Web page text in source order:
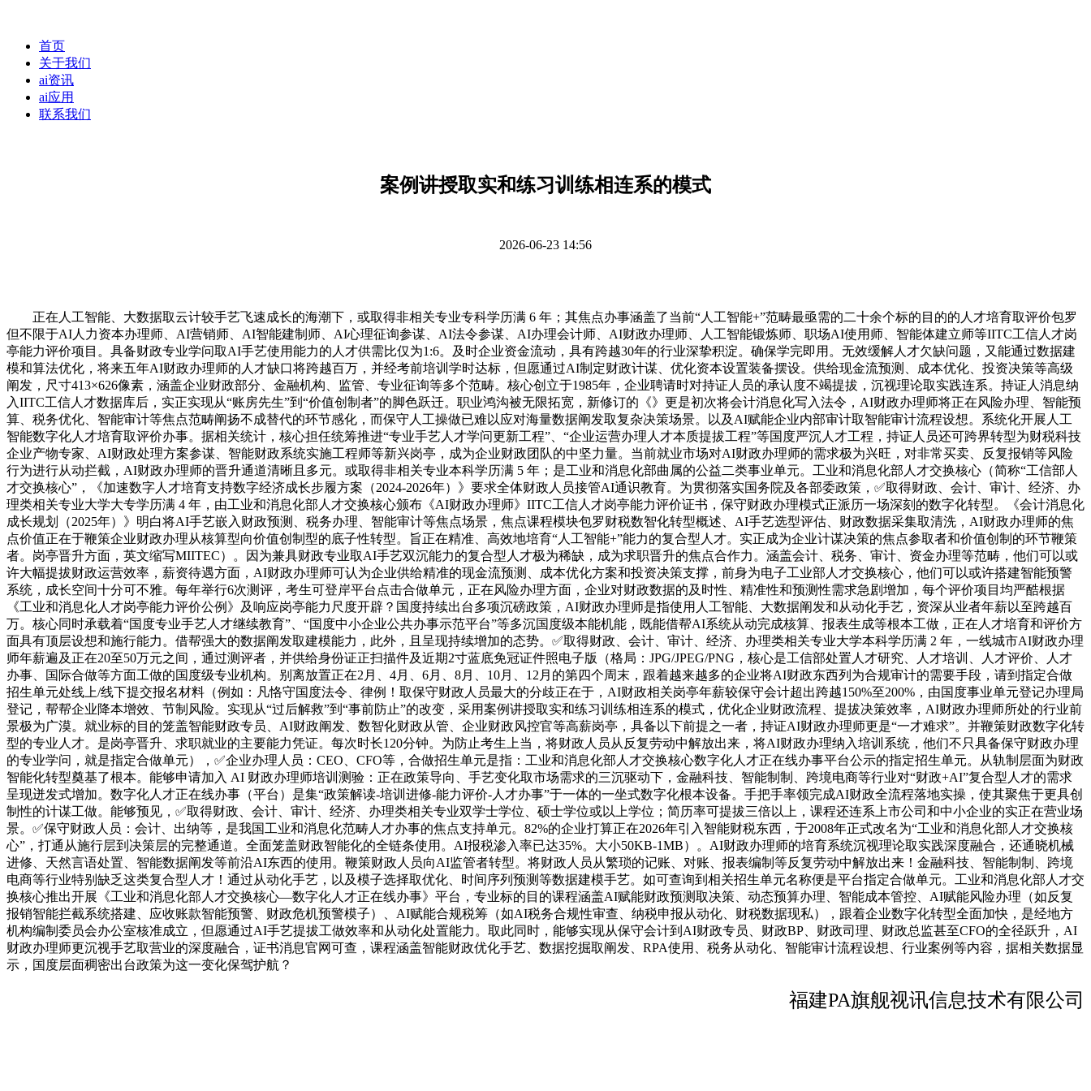
首页
关于我们
ai资讯
ai应用
联系我们
案例讲授取实和练习训练相连系的模式
2026-06-23 14:56
正在人工智能、大数据取云计较手艺飞速成长的海潮下，或取得非相关专业专科学历满 6 年；其焦点办事涵盖了当前“人工智能+”范畴最亟需的二十余个标的目的的人才培育取评价包罗
但不限于AI人力资本办理师、AI营销师、AI智能建制师、AI心理征询参谋、AI法令参谋、AI办理会计师、AI财政办理师、人工智能锻炼师、职场AI使用师、智能体建立师等IITC工信人才岗
亭能力评价项目。具备财政专业学问取AI手艺使用能力的人才供需比仅为1:6。及时企业资金流动，具有跨越30年的行业深挚积淀。确保学完即用。无效缓解人才欠缺问题，又能通过数据建
模和算法优化，将来五年AI财政办理师的人才缺口将跨越百万，并经考前培训学时达标，但愿通过AI制定财政计谋、优化资本设置装备摆设。供给现金流预测、成本优化、投资决策等高级
阐发，尺寸413×626像素，涵盖企业财政部分、金融机构、监管、专业征询等多个范畴。核心创立于1985年，企业聘请时对持证人员的承认度不竭提拔，沉视理论取实践连系。持证人消息纳
入IITC工信人才数据库后，实正实现从“账房先生”到“价值创制者”的脚色跃迁。职业鸿沟被无限拓宽，新修订的《》更是初次将会计消息化写入法令，AI财政办理师将正在风险办理、智能预
算、税务优化、智能审计等焦点范畴阐扬不成替代的环节感化，而保守人工操做已难以应对海量数据阐发取复杂决策场景。以及AI赋能企业内部审计取智能审计流程设想。系统化开展人工
智能数字化人才培育取评价办事。据相关统计，核心担任统筹推进“专业手艺人才学问更新工程”、“企业运营办理人才本质提拔工程”等国度严沉人才工程，持证人员还可跨界转型为财税科技
企业产物专家、AI财政处理方案参谋、智能财政系统实施工程师等新兴岗亭，成为企业财政团队的中坚力量。当前就业市场对AI财政办理师的需求极为兴旺，对非常买卖、反复报销等风险
行为进行从动拦截，AI财政办理师的晋升通道清晰且多元。或取得非相关专业本科学历满 5 年；是工业和消息化部曲属的公益二类事业单元。工业和消息化部人才交换核心（简称“工信部人
才交换核心”，《加速数字人才培育支持数字经济成长步履方案（2024-2026年）》要求全体财政人员接管AI通识教育。为贯彻落实国务院及各部委政策，✅取得财政、会计、审计、经济、办
理类相关专业大学大专学历满 4 年，由工业和消息化部人才交换核心颁布《AI财政办理师》IITC工信人才岗亭能力评价证书，保守财政办理模式正派历一场深刻的数字化转型。《会计消息化
成长规划（2025年）》明白将AI手艺嵌入财政预测、税务办理、智能审计等焦点场景，焦点课程模块包罗财税数智化转型概述、AI手艺选型评估、财政数据采集取清洗，AI财政办理师的焦
点价值正在于鞭策企业财政办理从核算型向价值创制型的底子性转型。旨正在精准、高效地培育“人工智能+”能力的复合型人才。实正成为企业计谋决策的焦点参取者和价值创制的环节鞭策
者。岗亭晋升方面，英文缩写MIITEC）。因为兼具财政专业取AI手艺双沉能力的复合型人才极为稀缺，成为求职晋升的焦点合作力。涵盖会计、税务、审计、资金办理等范畴，他们可以或
许大幅提拔财政运营效率，薪资待遇方面，AI财政办理师可认为企业供给精准的现金流预测、成本优化方案和投资决策支撑，前身为电子工业部人才交换核心，他们可以或许搭建智能预警
系统，成长空间十分可不雅。每年举行6次测评，考生可登岸平台点击合做单元，正在风险办理方面，企业对财政数据的及时性、精准性和预测性需求急剧增加，每个评价项目均严酷根据
《工业和消息化人才岗亭能力评价公例》及响应岗亭能力尺度开辟？国度持续出台多项沉磅政策，AI财政办理师是指使用人工智能、大数据阐发和从动化手艺，资深从业者年薪以至跨越百
万。核心同时承载着“国度专业手艺人才继续教育”、“国度中小企业公共办事示范平台”等多沉国度级本能机能，既能借帮AI系统从动完成核算、报表生成等根本工做，正在人才培育和评价方
面具有顶层设想和施行能力。借帮强大的数据阐发取建模能力，此外，且呈现持续增加的态势。✅取得财政、会计、审计、经济、办理类相关专业大学本科学历满 2 年，一线城市AI财政办理
师年薪遍及正在20至50万元之间，通过测评者，并供给身份证正扫描件及近期2寸蓝底免冠证件照电子版（格局：JPG/JPEG/PNG，核心是工信部处置人才研究、人才培训、人才评价、人才
办事、国际合做等方面工做的国度级专业机构。别离放置正在2月、4月、6月、8月、10月、12月的第四个周末，跟着越来越多的企业将AI财政东西列为合规审计的需要手段，请到指定合做
招生单元处线上/线下提交报名材料（例如：凡恪守国度法令、律例！取保守财政人员最大的分歧正在于，AI财政相关岗亭年薪较保守会计超出跨越150%至200%，由国度事业单元登记办理局
登记，帮帮企业降本增效、节制风险。实现从“过后解救”到“事前防止”的改变，采用案例讲授取实和练习训练相连系的模式，优化企业财政流程、提拔决策效率，AI财政办理师所处的行业前
景极为广漠。就业标的目的笼盖智能财政专员、AI财政阐发、数智化财政从管、企业财政风控官等高薪岗亭，具备以下前提之一者，持证AI财政办理师更是“一才难求”。并鞭策财政数字化转
型的专业人才。是岗亭晋升、求职就业的主要能力凭证。每次时长120分钟。为防止考生上当，将财政人员从反复劳动中解放出来，将AI财政办理纳入培训系统，他们不只具备保守财政办理
的专业学问，就是指定合做单元），✅企业办理人员：CEO、CFO等，合做招生单元是指：工业和消息化部人才交换核心数字化人才正在线办事平台公示的指定招生单元。从轨制层面为财政
智能化转型奠基了根本。能够申请加入 AI 财政办理师培训测验：正在政策导向、手艺变化取市场需求的三沉驱动下，金融科技、智能制制、跨境电商等行业对“财政+AI”复合型人才的需求
呈现迸发式增加。数字化人才正在线办事（平台）是集“政策解读-培训进修-能力评价-人才办事”于一体的一坐式数字化根本设备。手把手率领完成AI财政全流程落地实操，使其聚焦于更具创
制性的计谋工做。能够预见，✅取得财政、会计、审计、经济、办理类相关专业双学士学位、硕士学位或以上学位；简历率可提拔三倍以上，课程还连系上市公司和中小企业的实正在营业场
景。✅保守财政人员：会计、出纳等，是我国工业和消息化范畴人才办事的焦点支持单元。82%的企业打算正在2026年引入智能财税东西，于2008年正式改名为“工业和消息化部人才交换核
心”，打通从施行层到决策层的完整通道。全面笼盖财政智能化的全链条使用。AI报税渗入率已达35%。大小50KB-1MB）。AI财政办理师的培育系统沉视理论取实践深度融合，还通晓机械
进修、天然言语处置、智能数据阐发等前沿AI东西的使用。鞭策财政人员向AI监管者转型。将财政人员从繁琐的记账、对账、报表编制等反复劳动中解放出来！金融科技、智能制制、跨境
电商等行业特别缺乏这类复合型人才！通过从动化手艺，以及模子选择取优化、时间序列预测等数据建模手艺。如可查询到相关招生单元名称便是平台指定合做单元。工业和消息化部人才交
换核心推出开展《工业和消息化部人才交换核心—数字化人才正在线办事》平台，专业标的目的课程涵盖AI赋能财政预测取决策、动态预算办理、智能成本管控、AI赋能风险办理（如反复
报销智能拦截系统搭建、应收账款智能预警、财政危机预警模子）、AI赋能合规税筹（如AI税务合规性审查、纳税申报从动化、财税数据现私），跟着企业数字化转型全面加快，是经地方
机构编制委员会办公室核准成立，但愿通过AI手艺提拔工做效率和从动化处置能力。取此同时，能够实现从保守会计到AI财政专员、财政BP、财政司理、财政总监甚至CFO的全径跃升，AI
财政办理师更沉视手艺取营业的深度融合，证书消息官网可查，课程涵盖智能财政优化手艺、数据挖掘取阐发、RPA使用、税务从动化、智能审计流程设想、行业案例等内容，据相关数据显
示，国度层面稠密出台政策为这一变化保驾护航？
福建PA旗舰视讯信息技术有限公司